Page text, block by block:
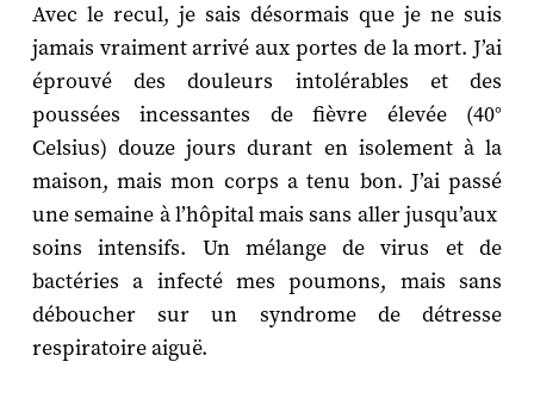
Avec le recul, je sais désormais que je ne suis
jamais vraiment arrivé aux portes de la mort. J’ai
éprouvé des douleurs intolérables et des
poussées incessantes de fièvre élevée (40°
Celsius) douze jours durant en isolement à la
maison, mais mon corps a tenu bon. J’ai passé
une semaine à l’hôpital mais sans aller jusqu’aux
soins intensifs. Un mélange de virus et de
bactéries a infecté mes poumons, mais sans
déboucher sur un syndrome de détresse
respiratoire aiguë.